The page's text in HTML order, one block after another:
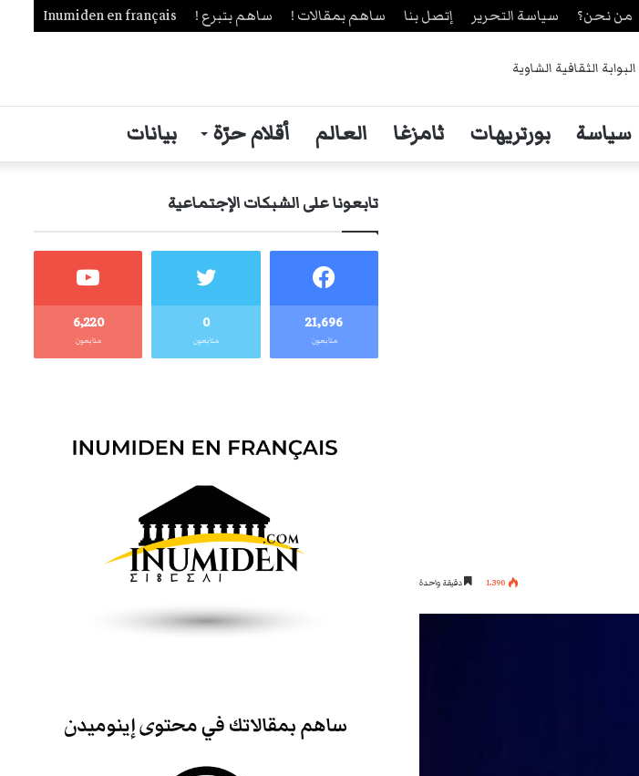
من نحن؟ سياسة التحرير إتصل بنا ساهم بمقالات ! ساهم بتبرع ! Inumiden en français
سياسة بورتريهات ثامزغا العالم أقلام حرّة بيانات
1٬390 دقيقة واحدة
تابعونا على الشبكات الإجتماعية
21٬696
متابعون
0
متابعون
6٬220
متابعون